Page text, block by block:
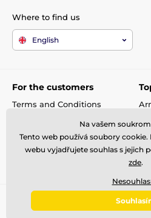
Where to find us
English
For the customers
Terms and Conditions
shipping and payment
Complaint
Contacts
© 2026 gun.zone ⦁ E-shop
Na vašem
Tento web používá soubory
webu vyjadřujete souhlas s jejich
zde.